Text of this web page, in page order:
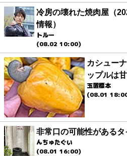
冷房の壊れた焼肉屋（
情報）
トルー
(08.02 10:00)
カシュー
ップルは
玉置標本
(08.01
非常口の可能性があるタ
んちゅたぐい
(08.01 16:00)